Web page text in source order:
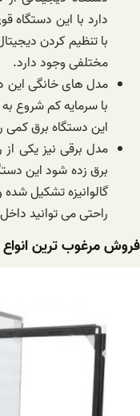
دارد با این دستگاه
با تنظیم کردن
مختلفی وجود دارد.
مدل های خانگی این
با سرمایه کم شروع به
این دستگاه برق
مدل برقی نیز یکی
برق زده شود این
گالوانیزه تشکیل
راحتی می توانید داخل
فروش مرغوب ترین انواع